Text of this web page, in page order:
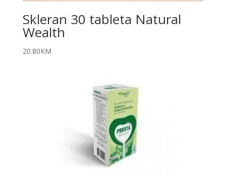
Skleran 30 tableta Natural
Wealth
20.80KM